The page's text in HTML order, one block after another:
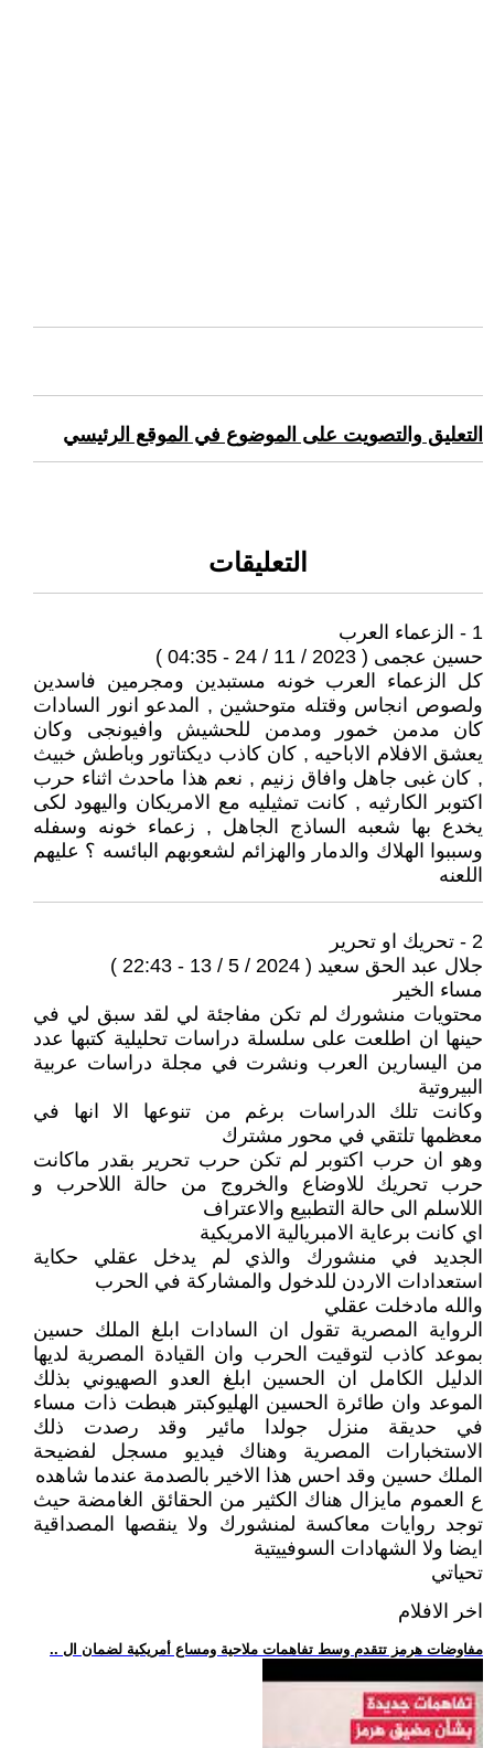
التعليق والتصويت على الموضوع في الموقع الرئيسي
التعليقات
1 - الزعماء العرب
حسين عجمى ( 2023 / 11 / 24 - 04:35 )
كل الزعماء العرب خونه مستبدين ومجرمين فاسدين
ولصوص انجاس وقتله متوحشين , المدعو انور السادات
كان مدمن خمور ومدمن للحشيش وافيونجى وكان
يعشق الافلام الاباحيه , كان كاذب ديكتاتور وباطش خبيث
, كان غبى جاهل وافاق زنيم , نعم هذا ماحدث اثناء حرب
اكتوبر الكارثيه , كانت تمثيليه مع الامريكان واليهود لكى
يخدع بها شعبه الساذج الجاهل , زعماء خونه وسفله
وسببوا الهلاك والدمار والهزائم لشعوبهم البائسه ؟ عليهم
اللعنه
2 - تحريك او تحرير
جلال عبد الحق سعيد ( 2024 / 5 / 13 - 22:43 )
مساء الخير
محتويات منشورك لم تكن مفاجئة لي لقد سبق لي في
حينها ان اطلعت على سلسلة دراسات تحليلية كتبها عدد
من اليسارين العرب ونشرت في مجلة دراسات عربية
البيروتية
وكانت تلك الدراسات برغم من تنوعها الا انها في
معظمها تلتقي في محور مشترك
وهو ان حرب اكتوبر لم تكن حرب تحرير بقدر ماكانت
حرب تحريك للاوضاع والخروج من حالة اللاحرب و
اللاسلم الى حالة التطبيع والاعتراف
اي كانت برعاية الامبريالية الامريكية
الجديد في منشورك والذي لم يدخل عقلي حكاية
استعدادات الاردن للدخول والمشاركة في الحرب
والله مادخلت عقلي
الرواية المصرية تقول ان السادات ابلغ الملك حسين
بموعد كاذب لتوقيت الحرب وان القيادة المصرية لديها
الدليل الكامل ان الحسين ابلغ العدو الصهيوني بذلك
الموعد وان طائرة الحسين الهليوكبتر هبطت ذات مساء
في حديقة منزل جولدا مائير وقد رصدت ذلك
الاستخبارات المصرية وهناك فيديو مسجل لفضيحة
الملك حسين وقد احس هذا الاخير بالصدمة عندما شاهده
ع العموم مايزال هناك الكثير من الحقائق الغامضة حيث
توجد روايات معاكسة لمنشورك ولا ينقصها المصداقية
ايضا ولا الشهادات السوفييتية
تحياتي
اخر الافلام
.. مفاوضات هرمز تتقدم وسط تفاهمات ملاحية ومساع أمريكية لضمان ال